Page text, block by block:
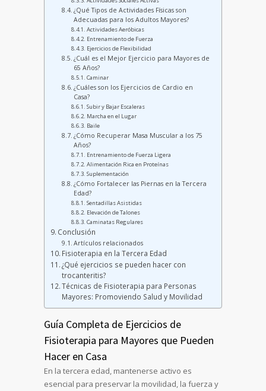
¿Qué Tipos de Actividades Físicas son
Adecuadas para los Adultos Mayores?
Actividades Aeróbicas
Entrenamiento de Fuerza
Ejercicios de Flexibilidad
¿Cuál es el Mejor Ejercicio para Mayores de
65 Años?
Caminar
¿Cuáles son los Ejercicios de Cardio en
Casa?
Subir y Bajar Escaleras
Marcha en el Lugar
Baile
¿Cómo Recuperar Masa Muscular a los 75
Años?
Entrenamiento de Fuerza Ligera
Alimentación Rica en Proteínas
Suplementación
¿Cómo Fortalecer las Piernas en la Tercera
Edad?
Sentadillas Asistidas
Elevación de Talones
Caminatas Regulares
Conclusión
Artículos relacionados
Fisioterapia en la Tercera Edad
¿Qué ejercicios se pueden hacer con
trocanteritis?
Técnicas de Fisioterapia para Personas
Mayores: Promoviendo Salud y Movilidad
Guía Completa de Ejercicios de
Fisioterapia para Mayores que Pueden
Hacer en Casa
En la tercera edad, mantenerse activo es
esencial para preservar la movilidad, la fuerza y